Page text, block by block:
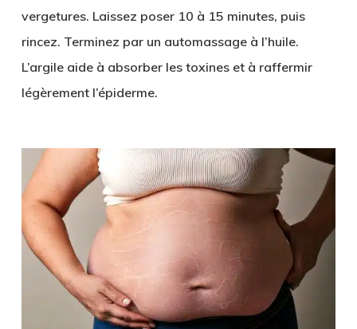
vergetures. Laissez poser 10 à 15 minutes, puis
rincez. Terminez par un automassage à l’huile.
L’argile aide à absorber les toxines et à raffermir
légèrement l’épiderme.